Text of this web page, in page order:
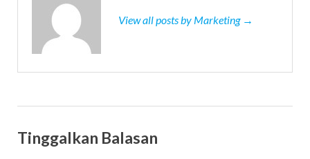
View all posts by Marketing →
Tinggalkan Balasan